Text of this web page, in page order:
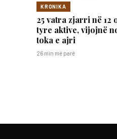
KRONIKA
25 vatra zjarri në 12
tyre aktive, vijojnë
toka e ajri
26 min më parë